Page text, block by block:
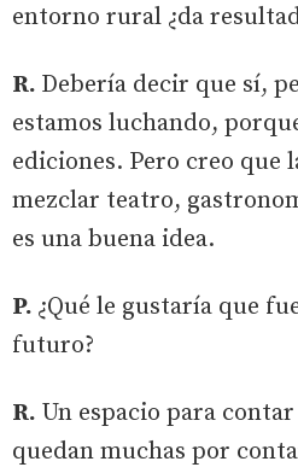
entorno rural ¿da
R. Debería decir que sí,
estamos luchando,
ediciones. Pero creo que
mezclar teatro,
es una buena idea.
P. ¿Qué le gustaría que
futuro?
R. Un espacio para
quedan muchas por